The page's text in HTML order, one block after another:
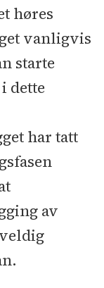
høres
vanligvis
starte
dette
har tatt
av